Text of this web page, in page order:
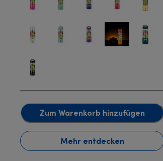
Zum Warenkorb hinzufügen
Mehr entdecken